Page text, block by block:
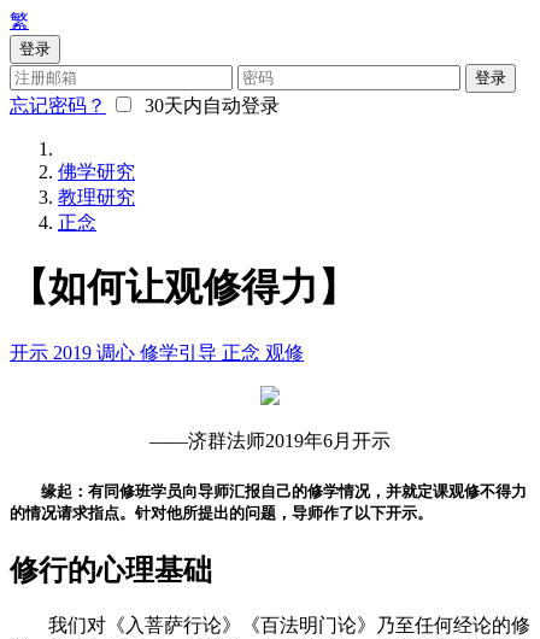
繁
登录
登录
忘记密码？ 30天内自动登录
佛学研究
教理研究
正念
【如何让观修得力】
开示 2019 调心 修学引导 正念 观修
——济群法师2019年6月开示
缘起：有同修班学员向导师汇报自己的修学情况，并就定课观修不得力
的情况请求指点。针对他所提出的问题，导师作了以下开示。
修行的心理基础
我们对《入菩萨行论》《百法明门论》乃至任何经论的修